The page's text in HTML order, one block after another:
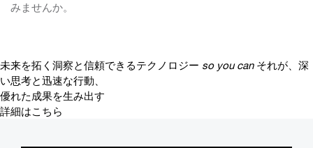
みませんか。
未来を拓く洞察と信頼できるテクノロジー so you can それが、深
い思考と迅速な行動、
優れた成果を生み出す
詳細はこちら